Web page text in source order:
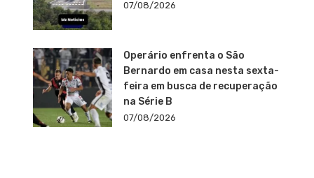
07/08/2026
Operário enfrenta o São
Bernardo em casa nesta sexta-
feira em busca de recuperação
na Série B
07/08/2026